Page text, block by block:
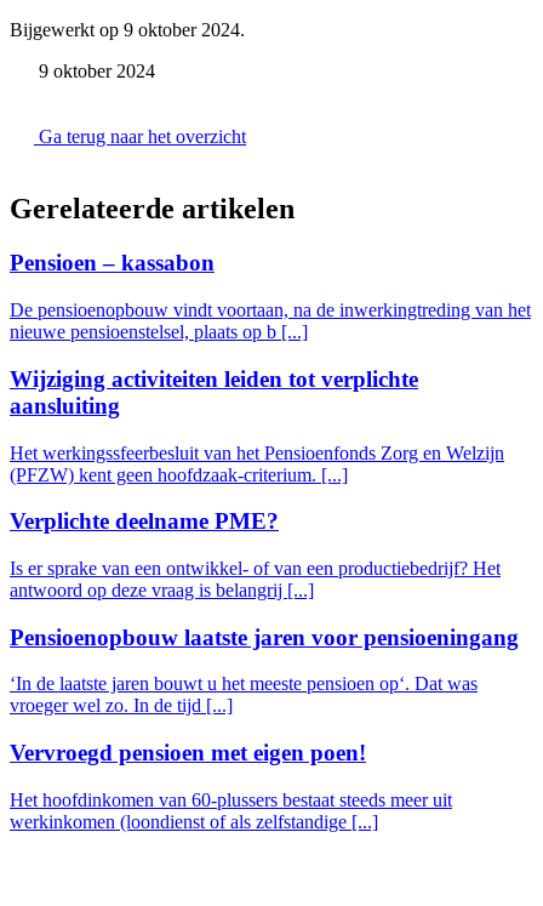
Bijgewerkt op 9 oktober 2024.
9 oktober 2024
Ga terug naar het overzicht
Gerelateerde artikelen
Pensioen – kassabon
De pensioenopbouw vindt voortaan, na de inwerkingtreding van het
nieuwe pensioenstelsel, plaats op b [...]
Wijziging activiteiten leiden tot verplichte
aansluiting
Het werkingssfeerbesluit van het Pensioenfonds Zorg en Welzijn
(PFZW) kent geen hoofdzaak-criterium. [...]
Verplichte deelname PME?
Is er sprake van een ontwikkel- of van een productiebedrijf? Het
antwoord op deze vraag is belangrij [...]
Pensioenopbouw laatste jaren voor pensioeningang
‘In de laatste jaren bouwt u het meeste pensioen op‘. Dat was
vroeger wel zo. In de tijd [...]
Vervroegd pensioen met eigen poen!
Het hoofdinkomen van 60-plussers bestaat steeds meer uit
werkinkomen (loondienst of als zelfstandige [...]